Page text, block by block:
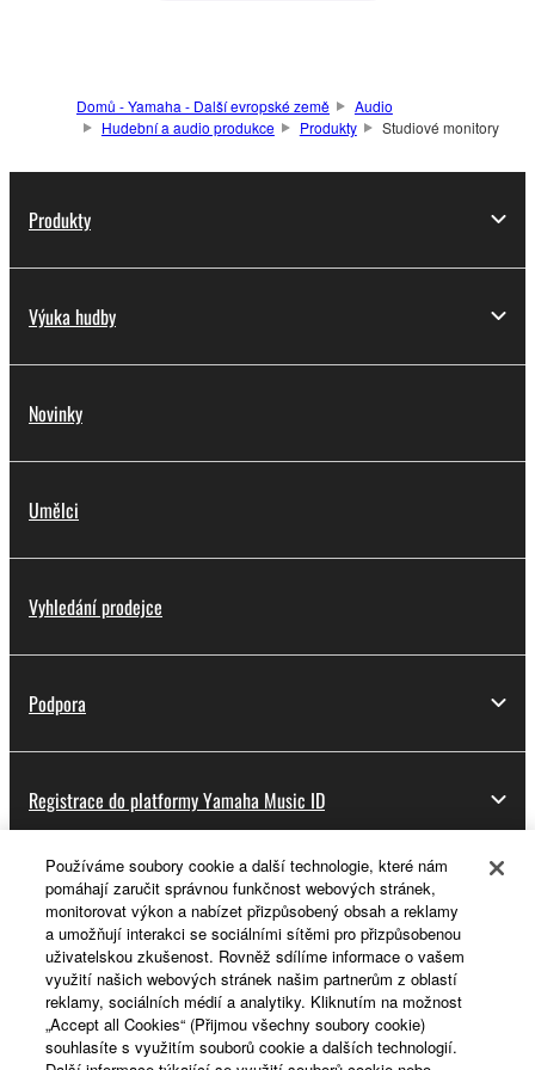
Domů - Yamaha - Další evropské země
Audio
Hudební a audio produkce
Produkty Studiové monitory
Produkty
Výuka hudby
Novinky
Umělci
Vyhledání prodejce
Podpora
Registrace do platformy Yamaha Music ID
O Yamaze
Česká republika a Slovensko - Czech
Business
Používáme soubory cookie a další technologie, které nám
pomáhají zaručit správnou funkčnost webových stránek,
monitorovat výkon a nabízet přizpůsobený obsah a reklamy
a umožňují interakci se sociálními sítěmi pro přizpůsobenou
uživatelskou zkušenost. Rovněž sdílíme informace o vašem
využití našich webových stránek našim partnerům z oblastí
reklamy, sociálních médií a analytiky. Kliknutím na možnost
„Accept all Cookies“ (Přijmou všechny soubory cookie)
souhlasíte s využitím souborů cookie a dalších technologií.